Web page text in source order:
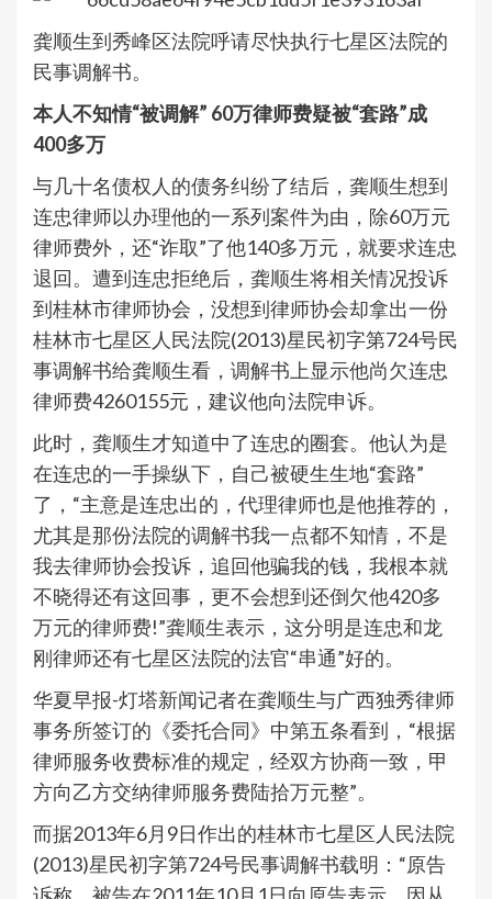
龚顺生到秀峰区法院呼请尽快执行七星区法院的
民事调解书。
本人不知情“被调解” 60万律师费疑被“套路”成
400多万
与几十名债权人的债务纠纷了结后，龚顺生想到
连忠律师以办理他的一系列案件为由，除60万元
律师费外，还“诈取”了他140多万元，就要求连忠
退回。遭到连忠拒绝后，龚顺生将相关情况投诉
到桂林市律师协会，没想到律师协会却拿出一份
桂林市七星区人民法院(2013)星民初字第724号民
事调解书给龚顺生看，调解书上显示他尚欠连忠
律师费4260155元，建议他向法院申诉。
此时，龚顺生才知道中了连忠的圈套。他认为是
在连忠的一手操纵下，自己被硬生生地“套路”
了，“主意是连忠出的，代理律师也是他推荐的，
尤其是那份法院的调解书我一点都不知情，不是
我去律师协会投诉，追回他骗我的钱，我根本就
不晓得还有这回事，更不会想到还倒欠他420多
万元的律师费!”龚顺生表示，这分明是连忠和龙
刚律师还有七星区法院的法官“串通”好的。
华夏早报-灯塔新闻记者在龚顺生与广西独秀律师
事务所签订的《委托合同》中第五条看到，“根据
律师服务收费标准的规定，经双方协商一致，甲
方向乙方交纳律师服务费陆拾万元整”。
而据2013年6月9日作出的桂林市七星区人民法院
(2013)星民初字第724号民事调解书载明：“原告